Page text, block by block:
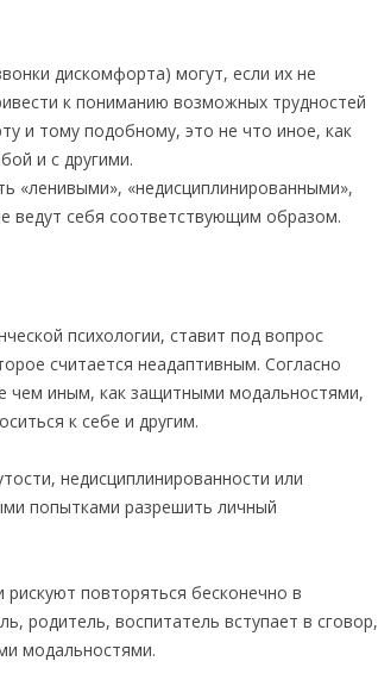
дискомфорта) могут, если их не
к пониманию возможных трудностей
и тому подобному, это не что иное, как
и с другими.
«ленивыми», «недисциплинированными»,
ведут себя соответствующим образом.
психологии, ставит под вопрос
считается неадаптивным. Согласно
чем иным, как защитными модальностями,
к себе и другим.
недисциплинированности или
попытками разрешить личный
повторяться бесконечно в
родитель, воспитатель вступает в сговор,
модальностями.